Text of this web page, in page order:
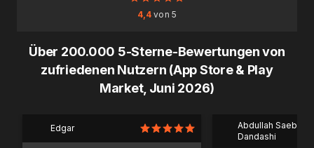
4,4 von 5
Über 200.000 5-Sterne-Bewertungen von
zufriedenen Nutzern (App Store & Play
Market, Juni 2026)
Edgar
Abdullah Saeb Al
Dandashi